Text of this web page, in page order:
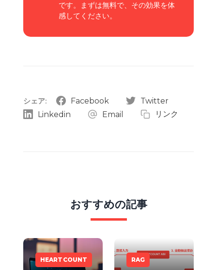
です。まずは無料で、その効果を体
感してください。
シェア: Facebook
Twitter
Linkedin
Email リンク
おすすめの記事
HEARTCOUNT RAG